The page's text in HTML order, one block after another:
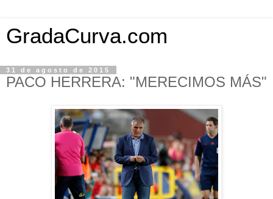
GradaCurva.com
31 de agosto de 2015
PACO HERRERA: "MERECIMOS MÁS"